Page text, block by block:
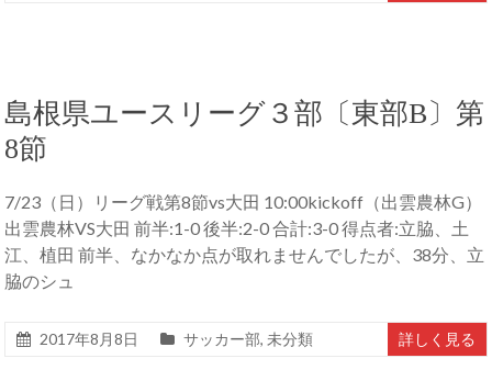
島根県ユースリーグ３部〔東部B〕第
8節
7/23（日）リーグ戦第8節vs大田 10:00kickoff（出雲農林G）
出雲農林VS大田 前半:1-0 後半:2-0 合計:3-0 得点者:立脇、土
江、植田 前半、なかなか点が取れませんでしたが、38分、立
脇のシュ
2017年8月8日 サッカー部, 未分類 詳しく見る